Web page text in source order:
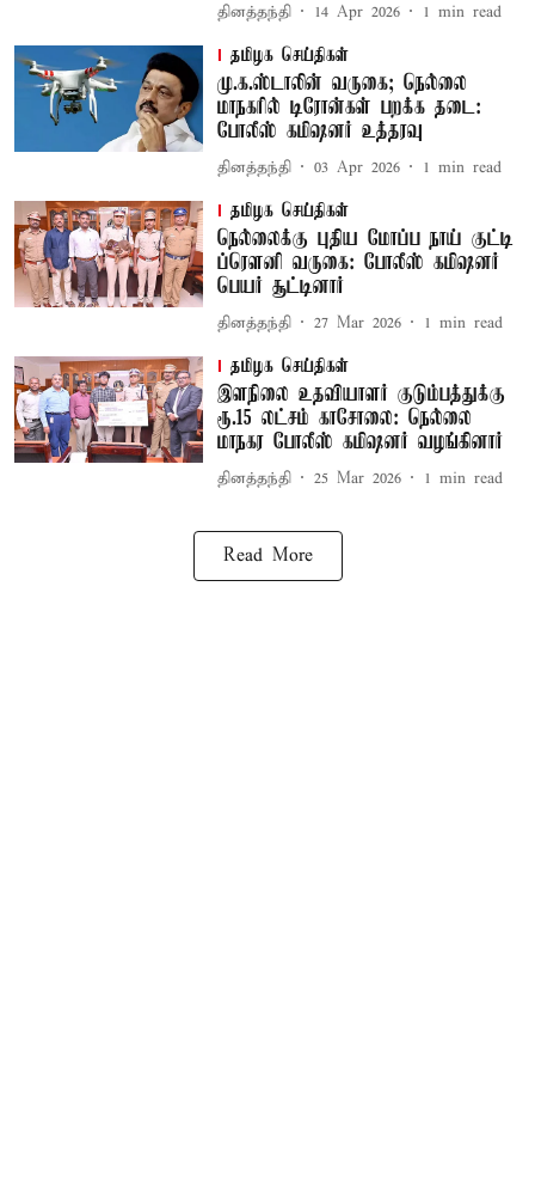
தினத்தந்தி 14 Apr 2026 1 min read
தமிழக செய்திகள்
மு.க.ஸ்டாலின் வருகை; நெல்லை
மாநகரில் டிரோன்கள் பறக்க தடை:
போலீஸ் கமிஷனர் உத்தரவு
தினத்தந்தி 03 Apr 2026 1 min read
தமிழக செய்திகள்
நெல்லைக்கு புதிய மோப்ப நாய் குட்டி
ப்ரௌனி வருகை: போலீஸ் கமிஷனர்
பெயர் சூட்டினார்
தினத்தந்தி 27 Mar 2026 1 min read
தமிழக செய்திகள்
இளநிலை உதவியாளர் குடும்பத்துக்கு
ரூ.15 லட்சம் காசோலை: நெல்லை
மாநகர போலீஸ் கமிஷனர் வழங்கினார்
தினத்தந்தி 25 Mar 2026 1 min read
Read More